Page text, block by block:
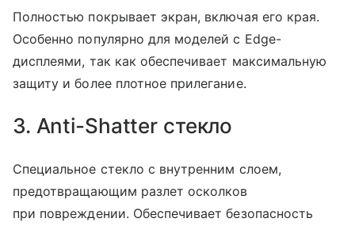
Полностью покрывает экран, включая его края.
Особенно популярно для моделей с Edge-
дисплеями, так как обеспечивает максимальную
защиту и более плотное прилегание.
3. Anti-Shatter стекло
Специальное стекло с внутренним слоем,
предотвращающим разлет осколков
при повреждении. Обеспечивает безопасность